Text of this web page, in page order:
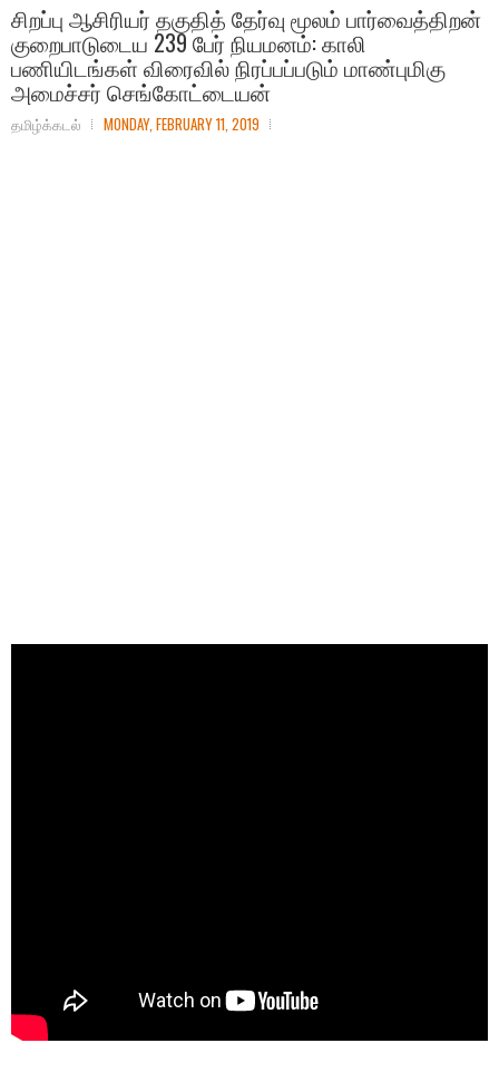
சிறப்பு ஆசிரியர் தகுதித் தேர்வு மூலம் பார்வைத்திறன்
குறைபாடுடைய 239 பேர் நியமனம்: காலி
பணியிடங்கள் விரைவில் நிரப்பப்படும் மாண்புமிகு
அமைச்சர் செங்கோட்டையன்
தமிழ்க்கடல் MONDAY, FEBRUARY 11, 2019